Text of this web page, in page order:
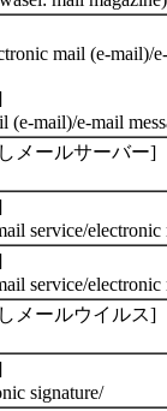
mail (e-mail)/
(e-mail)/e-mail
メールサーバー]
service/electronic
service/electronic
メールウイルス]
signature/